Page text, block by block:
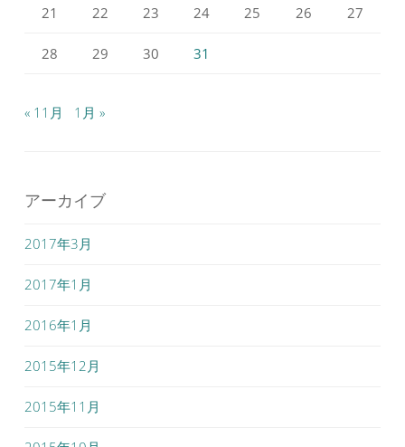
21 22 23 24 25 26 27
28 29 30 31
« 11月 1月 »
アーカイブ
2017年3月
2017年1月
2016年1月
2015年12月
2015年11月